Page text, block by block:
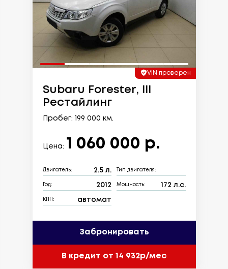
VIN проверен
Subaru Forester, III
Рестайлинг
Пробег: 199 000 км.
Цена: 1 060 000 р.
Двигатель: 2.5 л. Тип двигателя:
Год: 2012 Мощность: 172 л.с.
КПП: автомат
Забронировать
В кредит от 14 932р/мес